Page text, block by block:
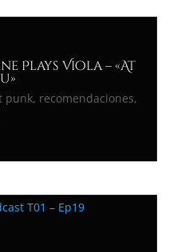
Plays Viola – «At
punk, recomendaciones,